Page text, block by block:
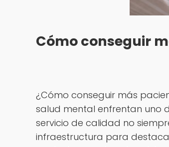
Cómo conseguir
¿Cómo conseguir más
salud mental enfrentan uno
servicio de calidad no
infraestructura para